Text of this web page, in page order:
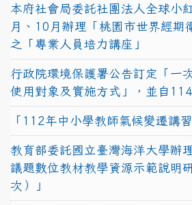
本府社會局委託社團法人全球小
月、10月辦理「桃園市世界經期
之「專業人員培力講座」
行政院環境保護署公告訂定「一
使用對象及實施方式」，並自
「112年中小學教師氣候變遷講習
教育部委託國立臺灣海洋大學辦
議題數位教材教學資源示範說明
次）」